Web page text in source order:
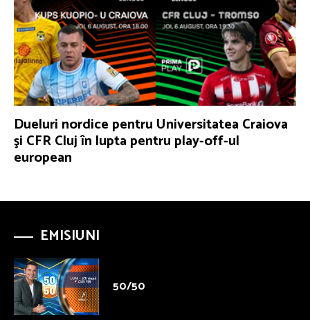
Dueluri nordice pentru Universitatea Craiova
şi CFR Cluj în lupta pentru play-off-ul
european
EMISIUNI
50/50